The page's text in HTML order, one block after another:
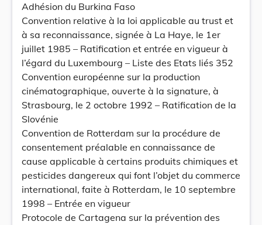
Adhésion du Burkina Faso
Convention relative à la loi applicable au trust et
à sa reconnaissance, signée à La Haye, le 1er
juillet 1985 – Ratification et entrée en vigueur à
l’égard du Luxembourg – Liste des Etats liés 352
Convention européenne sur la production
cinématographique, ouverte à la signature, à
Strasbourg, le 2 octobre 1992 – Ratification de la
Slovénie
Convention de Rotterdam sur la procédure de
consentement préalable en connaissance de
cause applicable à certains produits chimiques et
pesticides dangereux qui font l’objet du commerce
international, faite à Rotterdam, le 10 septembre
1998 – Entrée en vigueur
Protocole de Cartagena sur la prévention des